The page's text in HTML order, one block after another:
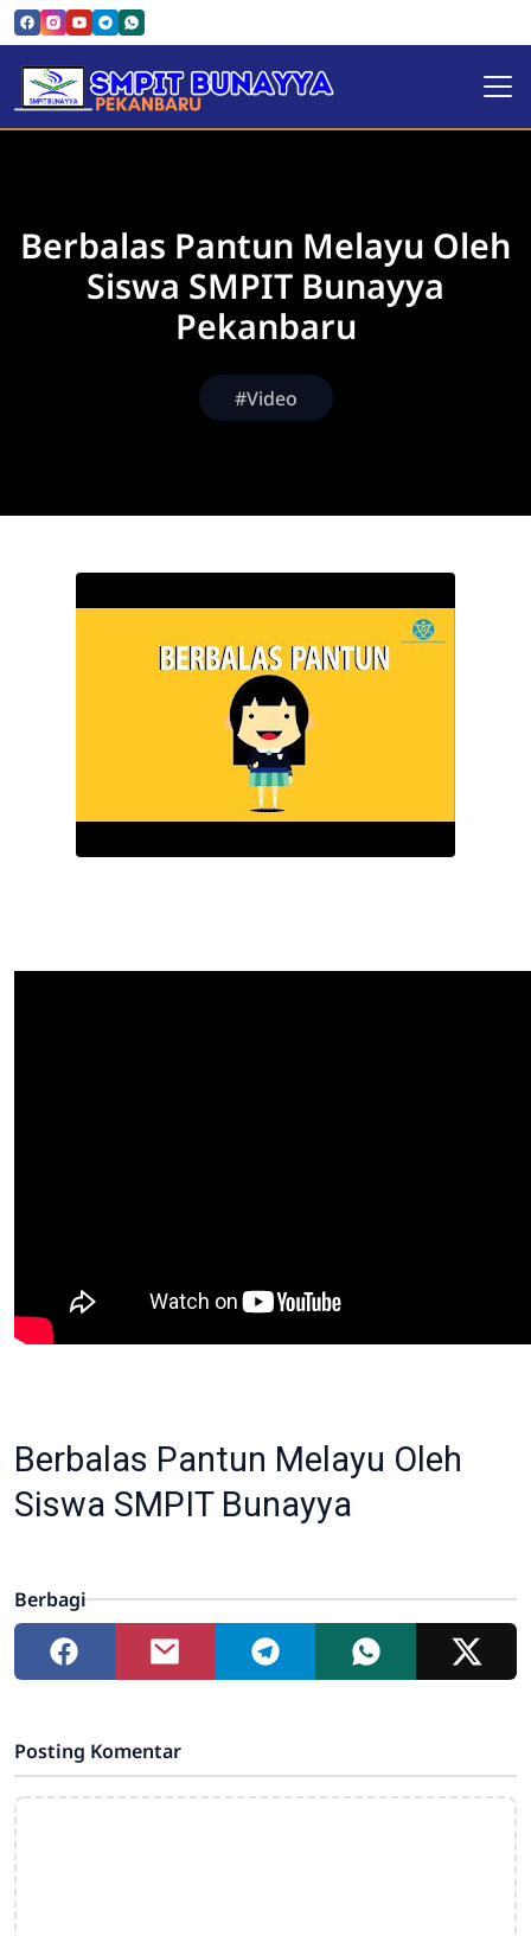
SMPIT Bunayya Pekanbaru
Berbalas Pantun Melayu Oleh
Siswa SMPIT Bunayya
Pekanbaru
#Video
Berbalas Pantun Melayu Oleh
Siswa SMPIT Bunayya
Berbagi
Posting Komentar